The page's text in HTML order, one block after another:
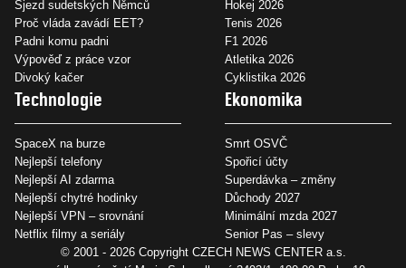
Sjezd sudetských Němců
Proč vláda zavádí EET?
Padni komu padni
Výpověď z práce vzor
Divoký kačer
Hokej 2026
Tenis 2026
F1 2026
Atletika 2026
Cyklistika 2026
Technologie
SpaceX na burze
Nejlepší telefony
Nejlepší AI zdarma
Nejlepší chytré hodinky
Nejlepší VPN – srovnání
Netflix filmy a seriály
Ekonomika
Smrt OSVČ
Spořicí účty
Superdávka – změny
Důchody 2027
Minimální mzda 2027
Senior Pas – slevy
© 2001 - 2026 Copyright CZECH NEWS CENTER a.s.